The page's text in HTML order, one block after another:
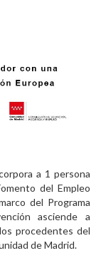
a 1 persona
del Empleo
del Programa
asciende a
procedentes del
de Madrid.